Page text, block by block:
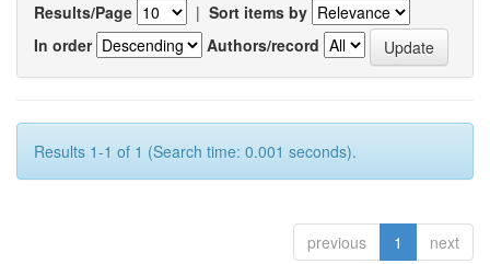
Results/Page | Sort items by
In order
Authors/record
Results 1-1 of 1 (Search time: 0.001 seconds).
previous 1 next